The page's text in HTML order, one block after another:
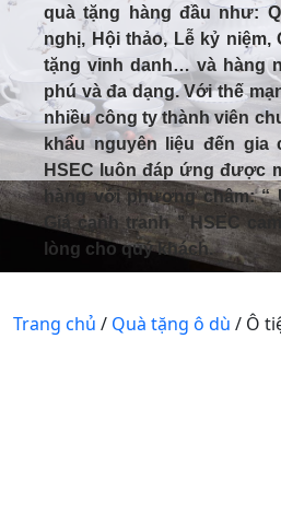
quà tặng hàng đầu như:
nghị, Hội thảo, Lễ kỷ niệm,
tặng vinh danh… và hàng
phú và đa dạng. Với thế
nhiều công ty thành viên
khẩu nguyên liệu đến gia
HSEC luôn đáp ứng được
hàng với phương châm:
Giá cạnh tranh ’’ HSEC
lòng cho quý khách.
Trang chủ / Quà tặng ô dù / Ô